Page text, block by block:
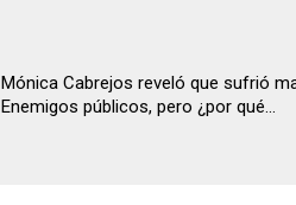
Mónica Cabrejos reveló que sufrió
Enemigos públicos, pero ¿por qué...